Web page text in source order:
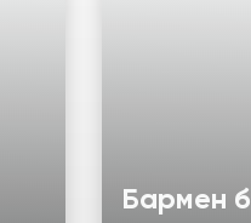
Бармен